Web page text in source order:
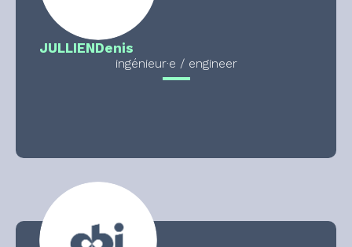
JULLIENDenis
ingénieur·e / engineer